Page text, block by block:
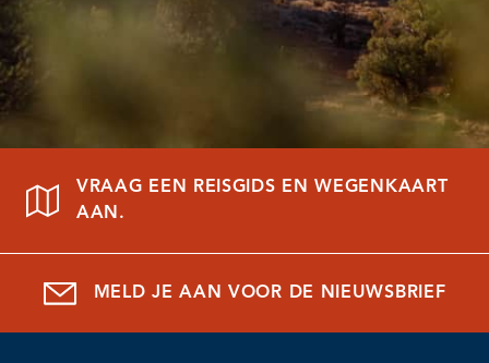
VRAAG EEN REISGIDS EN WEGENKAART
AAN.
MELD JE AAN VOOR DE NIEUWSBRIEF